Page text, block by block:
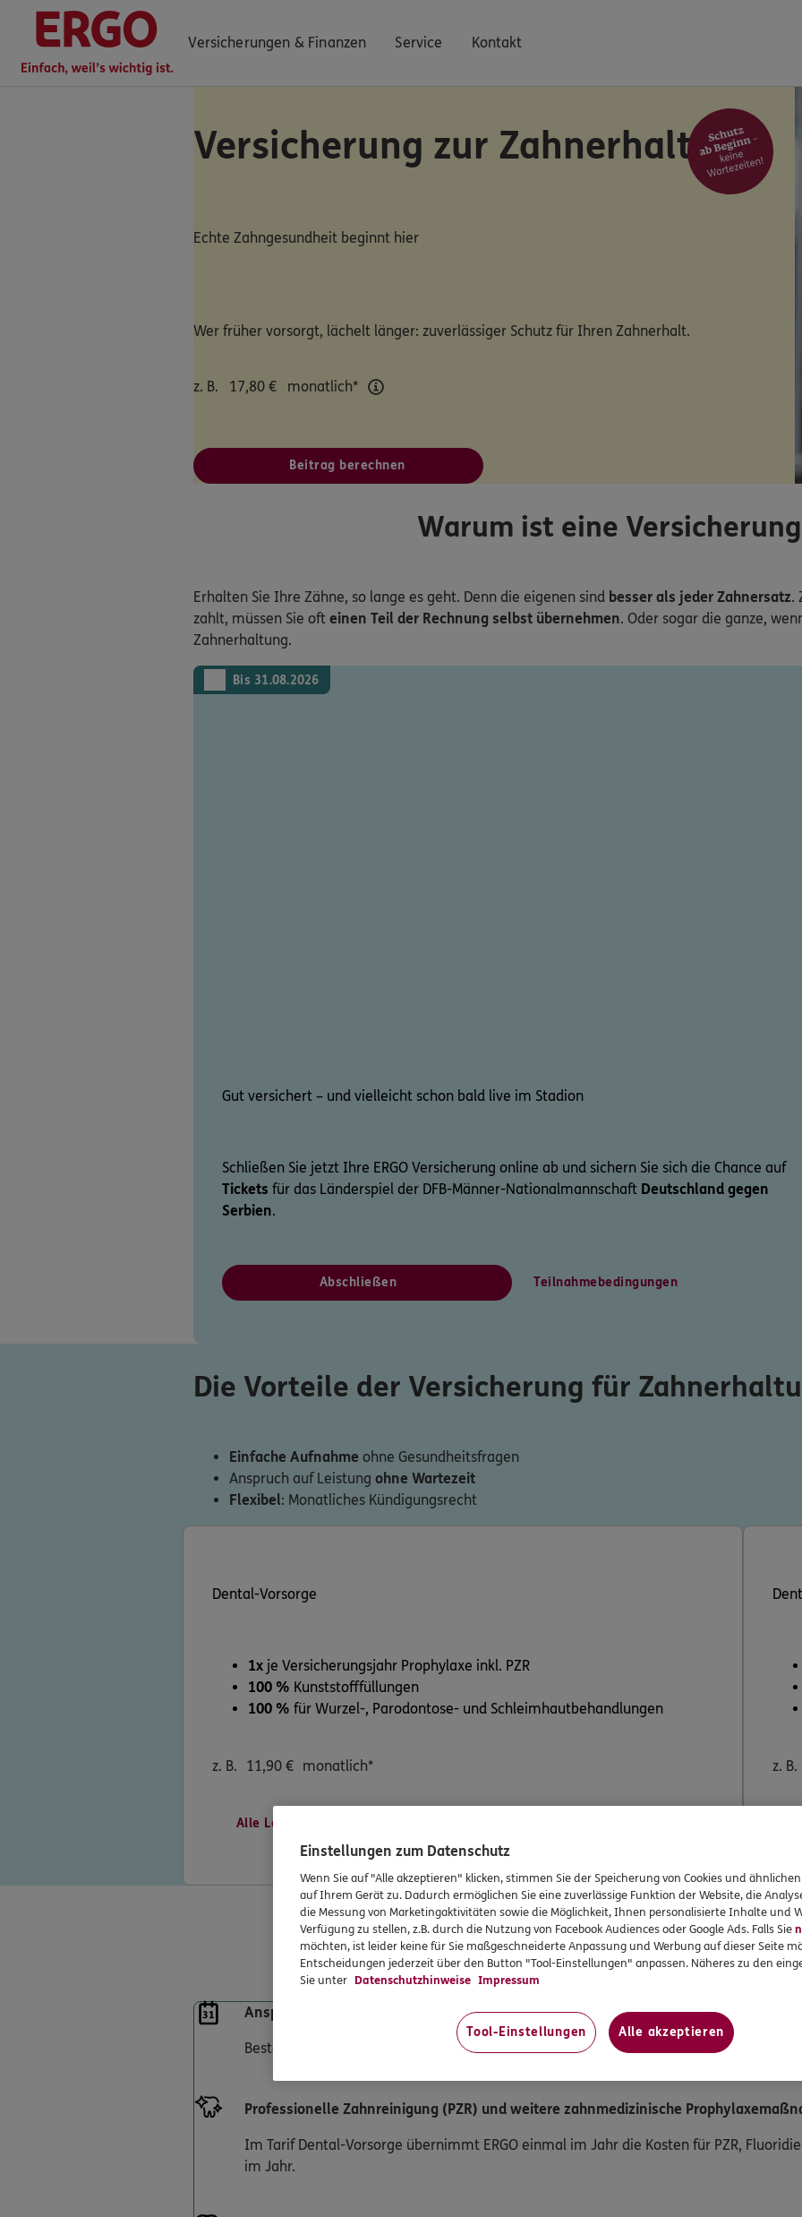
Versicherungen & Finanzen Service Kontakt
ERGO Berater finden
Versicherung zur Zahnerhaltung
Echte Zahngesundheit beginnt hier
Wer früher vorsorgt, lächelt länger: zuverlässiger Schutz für Ihren Zahnerhalt.
z. B. 17,80 € monatlich*
Beitrag berechnen
Warum ist eine
Erhalten Sie Ihre Zähne, so lange es geht. Denn die eigenen sind besser als jeder Zahnersatz.
zahlt, müssen Sie oft einen Teil der Rechnung selbst übernehmen. Oder sogar die ganze,
Zahnerhaltung.
Bis 31.08.2026
Gut versichert – und vielleicht schon bald live im Stadion
Schließen Sie jetzt Ihre ERGO Versicherung online ab und sichern Sie sich die Chance auf
Tickets für das Länderspiel der DFB-Männer-Nationalmannschaft Deutschland gegen
Serbien.
Abschließen Teilnahmebedingungen
Die Vorteile der Versicherung für
Einfache Aufnahme ohne Gesundheitsfragen
Anspruch auf Leistung ohne Wartezeit
Flexibel: Monatliches Kündigungsrecht
Dental-Vorsorge
1x je Versicherungsjahr Prophylaxe inkl. PZR
100 % Kunststofffüllungen
100 % für Wurzel-, Parodontose- und Schleimhautbehandlungen
z. B. 11,90 € monatlich*
Alle Leistungen vergleichen
z. B.
Leistungen für die
Anspruch auf Leistungen ohne Wartezeit
Besteht ab Vertragsbeginn, wenn die Behandlung zu diesem Zeitpunkt noch nicht
Professionelle Zahnreinigung (PZR) und weitere zahnmedizinische
Im Tarif Dental-Vorsorge übernimmt ERGO einmal im Jahr die Kosten für PZR,
im Jahr.
Einstellungen zum Datenschutz
Wenn Sie auf "Alle akzeptieren" klicken, stimmen Sie der Speicherung von Cookies und
auf Ihrem Gerät zu. Dadurch ermöglichen Sie eine zuverlässige Funktion der Website, die
die Messung von Marketingaktivitäten sowie die Möglichkeit, Ihnen personalisierte Inhalte und
Verfügung zu stellen, z.B. durch die Nutzung von Facebook Audiences oder Google Ads. Falls Sie
möchten, ist leider keine für Sie maßgeschneiderte Anpassung und Werbung auf dieser Seite
Entscheidungen jederzeit über den Button "Tool-Einstellungen" anpassen. Näheres zu den
Sie unter Datenschutzhinweise Impressum
Tool-Einstellungen Alle akzeptieren